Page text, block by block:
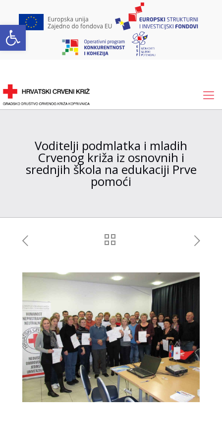
Open toolbar
Voditelji podmlatka i mladih
Crvenog križa iz osnovnih i
srednjih škola na edukaciji Prve
pomoći